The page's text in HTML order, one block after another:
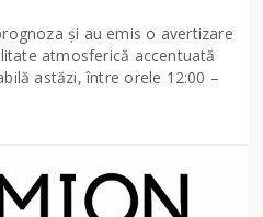
și au emis o avertizare
atmosferică accentuată
astăzi, între orele 12:00 –